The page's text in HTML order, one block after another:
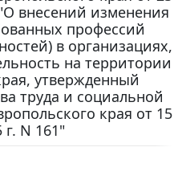
внесений изменения
профессий
в организациях,
на территории
утвержденный
труда и социальной
края от 15
г. N 161"